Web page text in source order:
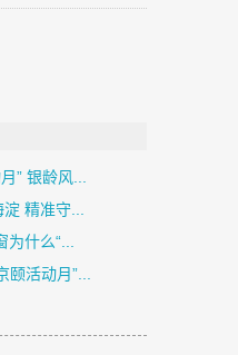
” 银龄风...
精准守...
什么“...
活动月”...